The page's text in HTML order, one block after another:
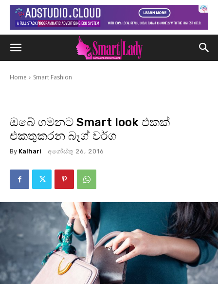
Home Smart Fashion
ඔබේ ගමනට Smart look එකක්
එකතුකරන බෑග් වර්ග
By Kalhari අගෝස්තු 26, 2016